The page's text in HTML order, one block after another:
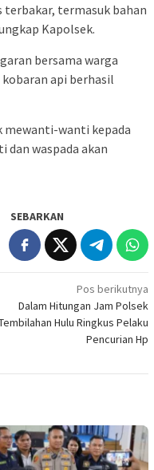
terbakar, termasuk bahan
Kapolsek.
bersama warga
api berhasil
wanti kepada
waspada akan
SEBARKAN
Pos berikutnya
Dalam Hitungan Jam Polsek
Hulu Ringkus Pelaku
Pencurian Hp